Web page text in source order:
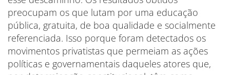
preocupam os que lutam por uma educação
pública, gratuita, de boa qualidade e socialmente
referenciada. Isso porque foram detectados os
movimentos privatistas que permeiam as ações
políticas e governamentais daqueles atores que,